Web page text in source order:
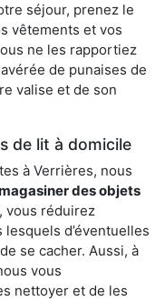
séjour, prenez le
vêtements et vos
ne les rapportiez
de punaises de
valise et de son
de lit à domicile
à Verrières, nous
des objets
vous réduirez
d’éventuelles
se cacher. Aussi, à
vous
nettoyer et de les